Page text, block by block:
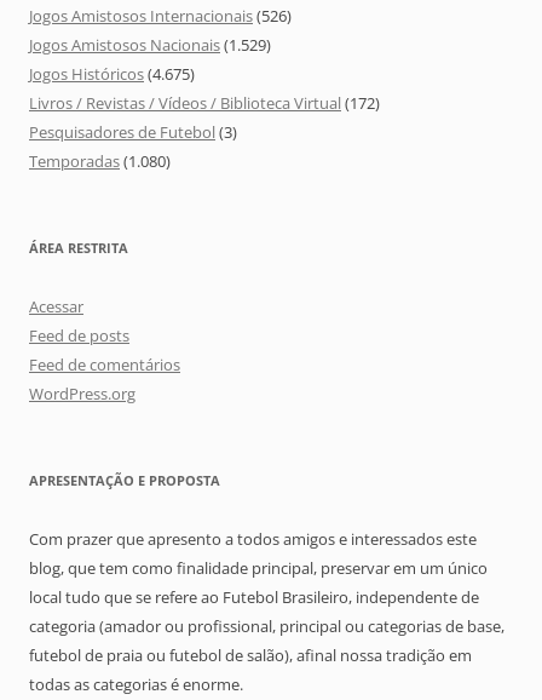
Jogos Amistosos Internacionais(526)
Jogos Amistosos Nacionais(1.529)
Jogos Históricos(4.675)
Livros / Revistas / Vídeos / Biblioteca Virtual(172)
Pesquisadores de Futebol(3)
Temporadas(1.080)
ÁREA RESTRITA
Acessar
Feed de posts
Feed de comentários
WordPress.org
APRESENTAÇÃO E PROPOSTA
Com prazer que apresento a todos amigos e interessados este
blog, que tem como finalidade principal, preservar em um único
local tudo que se refere ao Futebol Brasileiro, independente de
categoria (amador ou profissional, principal ou categorias de base,
futebol de praia ou futebol de salão), afinal nossa tradição em
todas as categorias é enorme.